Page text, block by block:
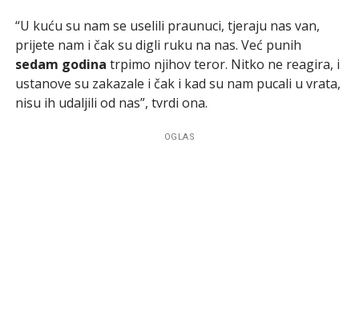
“U kuću su nam se uselili praunuci, tjeraju nas van,
prijete nam i čak su digli ruku na nas. Već punih
sedam godina trpimo njihov teror. Nitko ne reagira, i
ustanove su zakazale i čak i kad su nam pucali u vrata,
nisu ih udaljili od nas”, tvrdi ona.
OGLAS